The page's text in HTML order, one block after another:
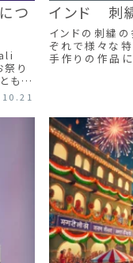
つ
り
も言
インド 刺
インドの刺繍
ぞれで様々な
手作りの作品